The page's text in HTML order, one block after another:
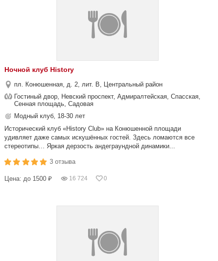
Ночной клуб History
пл. Конюшенная, д. 2, лит. В, Центральный район
Гостиный двор, Невский проспект, Адмиралтейская, Спасская,
Сенная площадь, Садовая
Модный клуб, 18-30 лет
Исторический клуб «History Club» на Конюшенной площади
удивляет даже самых искушённых гостей. Здесь ломаются все
стереотипы… Яркая дерзость андеграундной динамики...
3 отзыва
Цена: до 1500 ₽ 16 724 0